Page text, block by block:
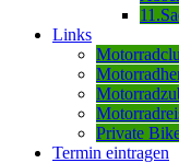
Links
Private
Termin eintragen